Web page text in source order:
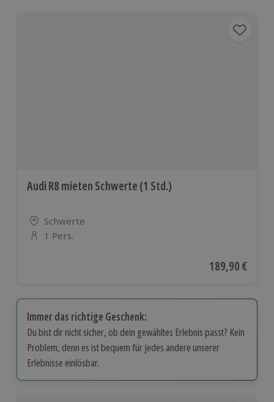
Audi R8 mieten Schwerte (1 Std.)
Standort
Schwerte
Anzahl der Teilnehmer
1 Pers.
Aktueller Preis
189,90 €
Immer das richtige Geschenk:
Du bist dir nicht sicher, ob dein gewähltes Erlebnis passt? Kein
Problem, denn es ist bequem für jedes andere unserer
Erlebnisse einlösbar.